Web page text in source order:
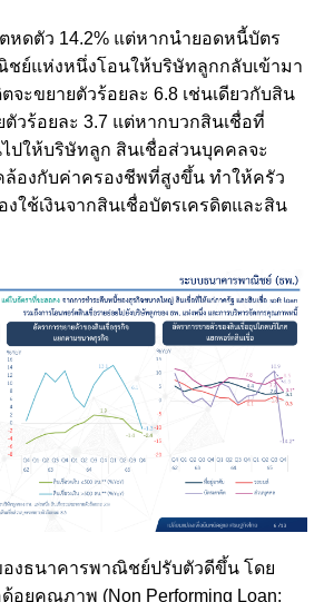
หดตัว 14.2% แต่หากนำยอดหนี้บัตร
ชย์แห่งหนึ่งโอนให้บริษัทลูกกลับเข้ามา
จะขยายตัวร้อยละ 6.8 เช่นเดียวกับสิน
วร้อยละ 3.7 แต่หากบวกสินเชื่อที่
ปให้บริษัทลูก สินเชื่อส่วนบุคคลจะ
ล้องกับค่าครองชีพที่สูงขึ้น ทำให้ครัว
งใช้เงินจากสินเชื่อบัตรเครดิตและสิน
งธนาคารพาณิชย์ปรับตัวดีขึ้น โดย
อยคุณภาพ (Non Performing Loan: